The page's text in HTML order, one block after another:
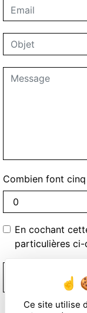
Ce site utilise
Combien font
En cochant
particulières ci-
** Les données